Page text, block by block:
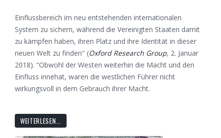
Einflussbereich im neu entstehenden internationalen
System zu sichern, während die Vereinigten Staaten damit
zu kämpfen haben, ihren Platz und ihre Identität in dieser
neuen Welt zu finden" (Oxford Research Group, 2. Januar
2018). “Obwohl der Westen weiterhin die Macht und den
Einfluss innehat, waren die westlichen Führer nicht
wirkungsvoll in dem Gebrauch ihrer Macht.
WEITERLESEN...